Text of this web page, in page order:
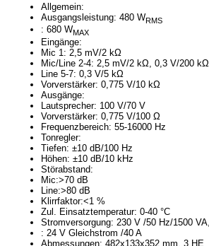
Allgemein:
Ausgangsleistung: 480 WRMS
: 680 WMAX
Eingänge:
Mic 1: 2,5 mV/2 kΩ
Mic/Line 2-4: 2,5 mV/2 kΩ, 0,3 V/200 kΩ
Line 5-7: 0,3 V/5 kΩ
Vorverstärker: 0,775 V/10 kΩ
Ausgänge:
Lautsprecher: 100 V/70 V
Vorverstärker: 0,775 V/100 Ω
Frequenzbereich: 55-16000 Hz
Tonregler:
Tiefen: ±10 dB/100 Hz
Höhen: ±10 dB/10 kHz
Störabstand:
Mic:>70 dB
Line:>80 dB
Klirrfaktor:<1 %
Zul. Einsatztemperatur: 0-40 °C
Stromversorgung: 230 V /50 Hz/1500 VA,
: 24 V Gleichstrom /40 A
Abmessungen: 482x133x352 mm, 3 HE